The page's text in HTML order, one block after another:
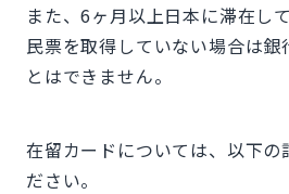
また、6ヶ月以上日本に滞在し
民票を取得していない場合は銀
とはできません。
在留カードについては、以下の
ださい。